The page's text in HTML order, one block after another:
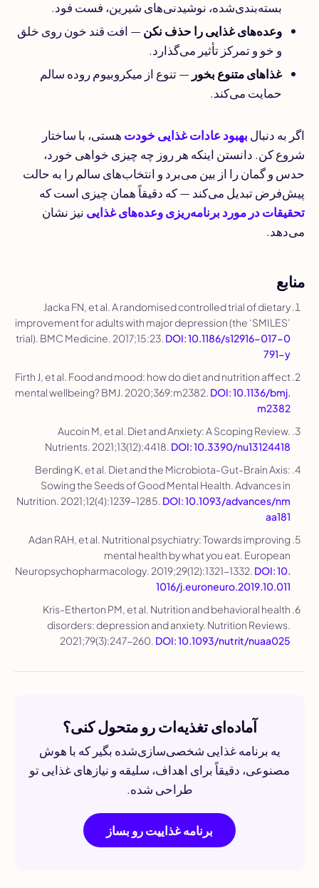
بسته‌بندی‌شده، نوشیدنی‌های شیرین، فست فود.
وعده‌های غذایی را حذف نکن — افت قند خون روی خلق
و خو و تمرکز تأثیر می‌گذارد.
غذاهای متنوع بخور — تنوع از میکروبیوم روده سالم
حمایت می‌کند.
اگر به دنبال بهبود عادات غذایی خودت هستی، با ساختار
شروع کن. دانستن اینکه هر روز چه چیزی خواهی خورد،
حدس و گمان را از بین می‌برد و انتخاب‌های سالم را به حالت
پیش‌فرض تبدیل می‌کند — که دقیقاً همان چیزی است که
تحقیقات در مورد برنامه‌ریزی وعده‌های غذایی نیز نشان
می‌دهد.
منابع
Jacka FN, et al. A randomised controlled trial of dietary
improvement for adults with major depression (the ‘SMILES’
trial). BMC Medicine. 2017;15:23. DOI: 10.1186/s12916-017-0
791-y
Firth J, et al. Food and mood: how do diet and nutrition affect
mental wellbeing?BMJ. 2020;369:m2382. DOI: 10.1136/bmj.
m2382
Aucoin M, et al. Diet and Anxiety: A Scoping Review.
Nutrients. 2021;13(12):4418. DOI: 10.3390/nu13124418
Berding K, et al. Diet and the Microbiota-Gut-Brain Axis:
Sowing the Seeds of Good Mental Health.Advances in
Nutrition. 2021;12(4):1239-1285. DOI: 10.1093/advances/nm
aa181
Adan RAH, et al. Nutritional psychiatry: Towards improving
mental health by what you eat. European
Neuropsychopharmacology. 2019;29(12):1321-1332. DOI: 10.
1016/j.euroneuro.2019.10.011
Kris-Etherton PM, et al. Nutrition and behavioral health
disorders: depression and anxiety. Nutrition Reviews.
2021;79(3):247-260. DOI: 10.1093/nutrit/nuaa025
آماده‌ای تغذیه‌ات رو متحول کنی؟
یه برنامه غذایی شخصی‌سازی‌شده بگیر که با هوش
مصنوعی، دقیقاً برای اهداف، سلیقه و نیازهای غذایی تو
طراحی شده.
برنامه غذاییت رو بساز